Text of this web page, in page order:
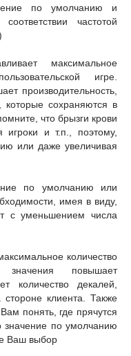
по умолчанию и
частотой
максимальное
игре.
производительность,
которые сохраняются в
что брызги крови
игроки и т.п., поэтому,
или даже увеличивая
по умолчанию или
имея в виду,
с уменьшением числа
количество
повышает
количество декалей,
клиента. Также
понять, где прячутся
значение по умолчанию
Ваш выбор